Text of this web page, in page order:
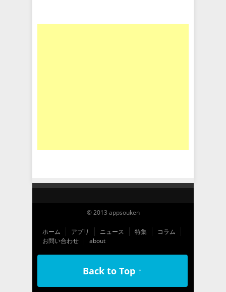
© 2013 appsouken
ホーム アプリ ニュース 特集
コラム
お問い合わせ
about
Back to Top ↑